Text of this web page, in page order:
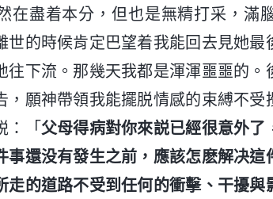
在盡着本分，但也是無精打采，滿
世的時候肯定巴望着我能回去見她
往下流。那幾天我都是渾渾噩噩的。
，願神帶領我能擺脱情感的束縛不
：「 父母得病對你來説已經很意外了
事還没有發生之前，應該怎麽解决
走的道路不受到任何的衝擊、干擾與